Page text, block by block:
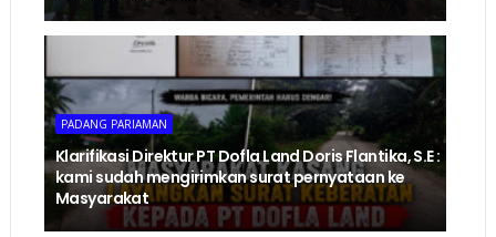
PADANG PARIAMAN
Klarifikasi Direktur PT Dofla Land Doris Flantika, S.E :
kami sudah mengirimkan surat pernyataan ke
Masyarakat